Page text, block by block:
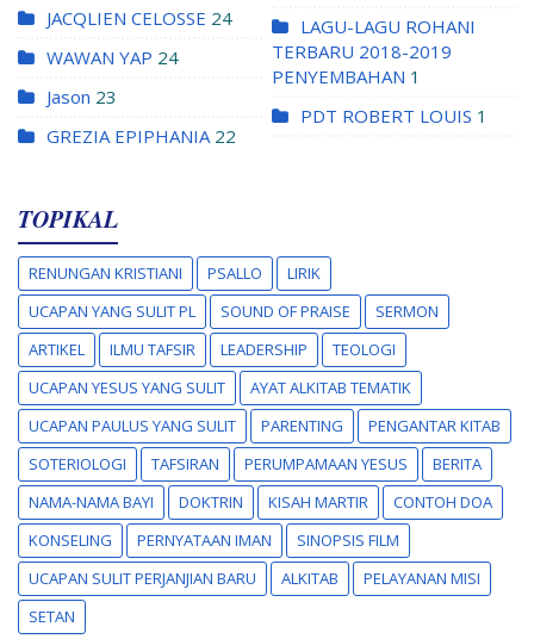
JACQLIEN CELOSSE 24
WAWAN YAP 24
Jason 23
GREZIA EPIPHANIA 22
LAGU-LAGU ROHANI
TERBARU 2018-2019
PENYEMBAHAN 1
PDT ROBERT LOUIS 1
TOPIKAL
RENUNGAN KRISTIANI PSALLO
LIRIK
UCAPAN YANG SULIT PL
SOUND OF PRAISE
SERMON
ARTIKEL
ILMU TAFSIR LEADERSHIP
TEOLOGI
UCAPAN YESUS YANG SULIT
AYAT ALKITAB TEMATIK
UCAPAN PAULUS YANG SULIT
PARENTING
PENGANTAR KITAB
SOTERIOLOGI
TAFSIRAN PERUMPAMAAN YESUS
BERITA
NAMA-NAMA BAYI
DOKTRIN KISAH MARTIR
CONTOH DOA
KONSELING
PERNYATAAN IMAN
SINOPSIS FILM
UCAPAN SULIT PERJANJIAN BARU
ALKITAB
PELAYANAN MISI
SETAN